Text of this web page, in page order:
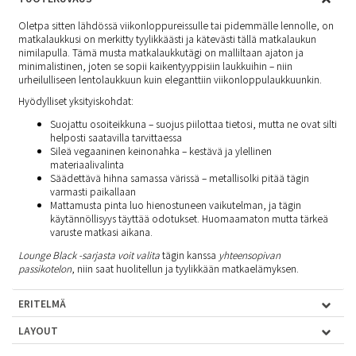
Oletpa sitten lähdössä viikonloppureissulle tai pidemmälle lennolle, on
matkalaukkusi on merkitty tyylikkäästi ja kätevästi tällä matkalaukun
nimilapulla. Tämä musta matkalaukkutägi on malliltaan ajaton ja
minimalistinen, joten se sopii kaikentyyppisiin laukkuihin – niin
urheilulliseen lentolaukkuun kuin eleganttiin viikonloppulaukkuunkin.
Hyödylliset yksityiskohdat:
Suojattu osoiteikkuna – suojus piilottaa tietosi, mutta ne ovat silti
helposti saatavilla tarvittaessa
Sileä vegaaninen keinonahka – kestävä ja ylellinen
materiaalivalinta
Säädettävä hihna samassa värissä – metallisolki pitää tägin
varmasti paikallaan
Mattamusta pinta luo hienostuneen vaikutelman, ja tägin
käytännöllisyys täyttää odotukset. Huomaamaton mutta tärkeä
varuste matkasi aikana.
Lounge Black -sarjasta voit valitatägin kanssa yhteensopivan
passikotelon, niin saat huolitellun ja tyylikkään matkaelämyksen.
ERITELMÄ
LAYOUT